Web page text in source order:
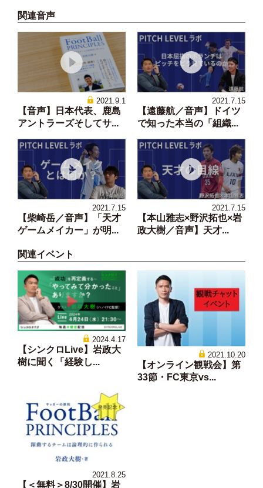
関連音声
2021.9.1
【音声】日本代表、鹿島
アントラーズそしてサ...
2021.7.15
【遠藤航／音声】ドイツ
で知った本当の「組織...
2021.7.15
【柴崎岳／音声】「天才
ゲームメイカー」が明...
2021.7.15
【本山雅志×野沢拓也×岩
政大樹／音声】天才...
関連イベント
2024.4.17
【シンクロLive】岩政大
樹に聞く「経験し...
2021.10.20
【オンライン観戦会】第
33節・FC東京vs...
2021.8.25
【＜無料＞8/30開催】岩